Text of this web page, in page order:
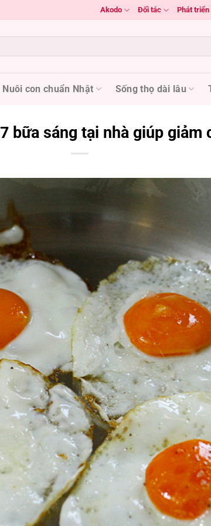
Akodo Đối tác Phát
Nuôi con chuẩn Nhật Sống thọ dài lâu
bữa sáng tại nhà giúp giảm